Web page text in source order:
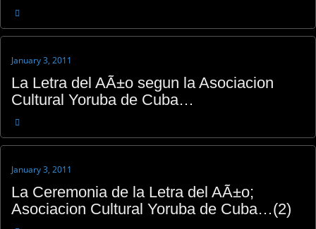
January 3, 2011
La Letra del AÃ±o segun la Asociacion
Cultural Yoruba de Cuba…
January 3, 2011
La Ceremonia de la Letra del AÃ±o;
Asociacion Cultural Yoruba de Cuba…(2)